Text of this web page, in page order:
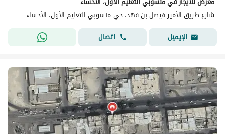
شارع طريق الأمير فيصل بن فهد، حي منسوبي التعليم الأول، الأحساء
الإيميل
اتصال